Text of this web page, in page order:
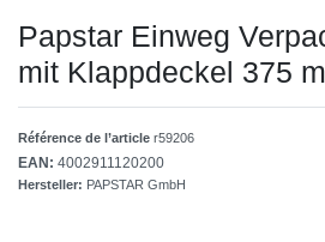
Papstar Einweg
mit Klappdeckel 375
Référence de l’article r59206
EAN: 4002911120200
Hersteller: PAPSTAR GmbH